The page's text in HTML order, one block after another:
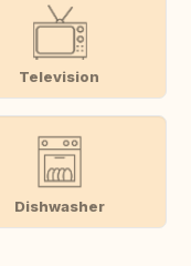
Television
Dishwasher